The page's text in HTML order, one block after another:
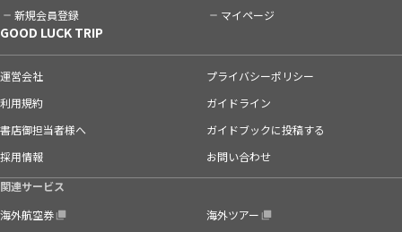
新規会員登録 マイページ
GOOD LUCK TRIP
運営会社
プライバシーポリシー
利用規約
ガイドライン
書店御担当者様へ
ガイドブックに投稿する
採用情報
お問い合わせ
関連サービス
海外航空券
海外ツアー